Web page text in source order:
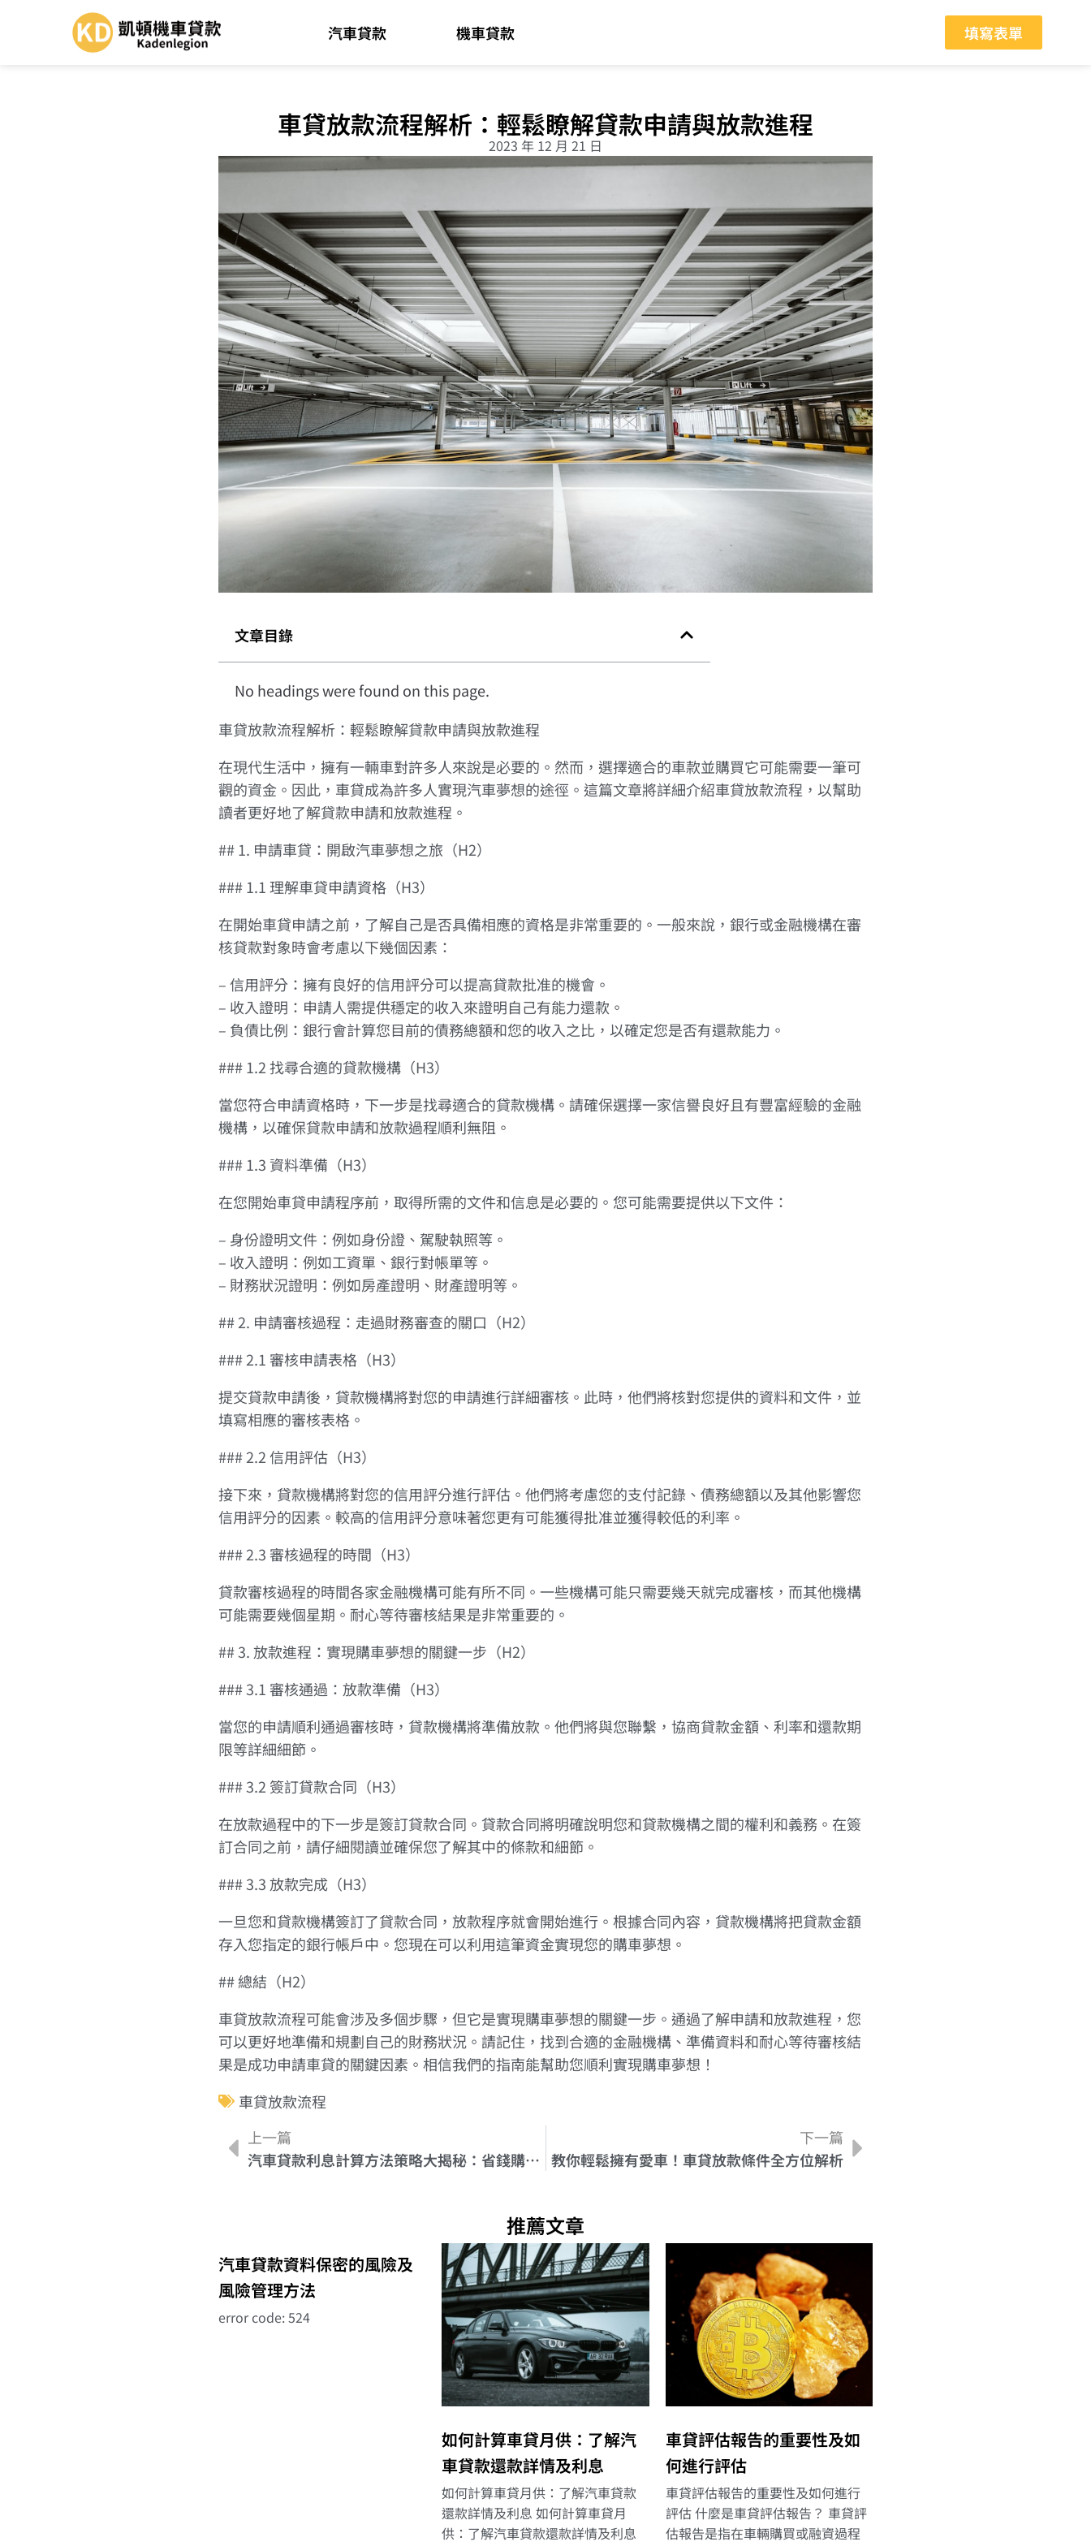
汽車貸款 機車貸款 填寫表單
車貸放款流程解析：輕鬆瞭解貸款申請與放款進程
2023 年 12 月 21 日
文章目錄
No headings were found on this page.
車貸放款流程解析：輕鬆瞭解貸款申請與放款進程
在現代生活中，擁有一輛車對許多人來說是必要的。然而，選擇適合的車款並購買它可能需要一筆可
觀的資金。因此，車貸成為許多人實現汽車夢想的途徑。這篇文章將詳細介紹車貸放款流程，以幫助
讀者更好地了解貸款申請和放款進程。
## 1. 申請車貸：開啟汽車夢想之旅（H2）
### 1.1 理解車貸申請資格（H3）
在開始車貸申請之前，了解自己是否具備相應的資格是非常重要的。一般來說，銀行或金融機構在審
核貸款對象時會考慮以下幾個因素：
– 信用評分：擁有良好的信用評分可以提高貸款批准的機會。
– 收入證明：申請人需提供穩定的收入來證明自己有能力還款。
– 負債比例：銀行會計算您目前的債務總額和您的收入之比，以確定您是否有還款能力。
### 1.2 找尋合適的貸款機構（H3）
當您符合申請資格時，下一步是找尋適合的貸款機構。請確保選擇一家信譽良好且有豐富經驗的金融
機構，以確保貸款申請和放款過程順利無阻。
### 1.3 資料準備（H3）
在您開始車貸申請程序前，取得所需的文件和信息是必要的。您可能需要提供以下文件：
– 身份證明文件：例如身份證、駕駛執照等。
– 收入證明：例如工資單、銀行對帳單等。
– 財務狀況證明：例如房產證明、財產證明等。
## 2. 申請審核過程：走過財務審查的關口（H2）
### 2.1 審核申請表格（H3）
提交貸款申請後，貸款機構將對您的申請進行詳細審核。此時，他們將核對您提供的資料和文件，並
填寫相應的審核表格。
### 2.2 信用評估（H3）
接下來，貸款機構將對您的信用評分進行評估。他們將考慮您的支付記錄、債務總額以及其他影響您
信用評分的因素。較高的信用評分意味著您更有可能獲得批准並獲得較低的利率。
### 2.3 審核過程的時間（H3）
貸款審核過程的時間各家金融機構可能有所不同。一些機構可能只需要幾天就完成審核，而其他機構
可能需要幾個星期。耐心等待審核結果是非常重要的。
## 3. 放款進程：實現購車夢想的關鍵一步（H2）
### 3.1 審核通過：放款準備（H3）
當您的申請順利通過審核時，貸款機構將準備放款。他們將與您聯繫，協商貸款金額、利率和還款期
限等詳細細節。
### 3.2 簽訂貸款合同（H3）
在放款過程中的下一步是簽訂貸款合同。貸款合同將明確說明您和貸款機構之間的權利和義務。在簽
訂合同之前，請仔細閱讀並確保您了解其中的條款和細節。
### 3.3 放款完成（H3）
一旦您和貸款機構簽訂了貸款合同，放款程序就會開始進行。根據合同內容，貸款機構將把貸款金額
存入您指定的銀行帳戶中。您現在可以利用這筆資金實現您的購車夢想。
## 總結（H2）
車貸放款流程可能會涉及多個步驟，但它是實現購車夢想的關鍵一步。通過了解申請和放款進程，您
可以更好地準備和規劃自己的財務狀況。請記住，找到合適的金融機構、準備資料和耐心等待審核結
果是成功申請車貸的關鍵因素。相信我們的指南能幫助您順利實現購車夢想！
車貸放款流程
上一篇
汽車貸款利息計算方法策略大揭秘：省錢購車攻略
下一篇
教你輕鬆擁有愛車！車貸放款條件全方位解析
推薦文章
汽車貸款資料保密的風險及
風險管理方法
error code: 524
如何計算車貸月供：了解汽
車貸款還款詳情及利息
如何計算車貸月供：了解汽車貸款
還款詳情及利息 如何計算車貸月
供：了解汽車貸款還款詳情及利息
車貸評估報告的重要性及如
何進行評估
車貸評估報告的重要性及如何進行
評估 什麼是車貸評估報告？ 車貸評
估報告是指在車輛購買或融資過程